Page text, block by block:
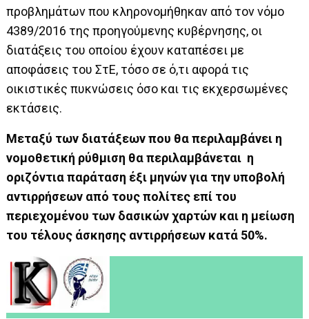
προβλημάτων που κληρονομήθηκαν από τον νόμο
4389/2016 της προηγούμενης κυβέρνησης, οι
διατάξεις του οποίου έχουν καταπέσει με
αποφάσεις του ΣτΕ, τόσο σε ό,τι αφορά τις
οικιστικές πυκνώσεις όσο και τις εκχερσωμένες
εκτάσεις.
Μεταξύ των διατάξεων που θα περιλαμβάνει η
νομοθετική ρύθμιση θα περιλαμβάνεται η
οριζόντια παράταση έξι μηνών για την υποβολή
αντιρρήσεων από τους πολίτες επί του
περιεχομένου των δασικών χαρτών και η μείωση
του τέλους άσκησης αντιρρήσεων κατά 50%.